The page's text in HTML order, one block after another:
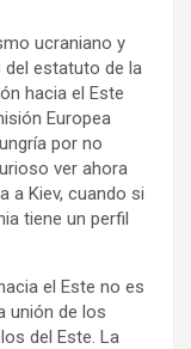
ucraniano y
del estatuto de la
hacia el Este
Europea
por no
ver ahora
a Kiev, cuando si
tiene un perfil
el Este no es
unión de los
del Este. La